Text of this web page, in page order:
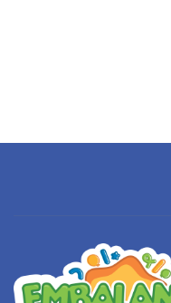
Maria Clara & JP
Boteco